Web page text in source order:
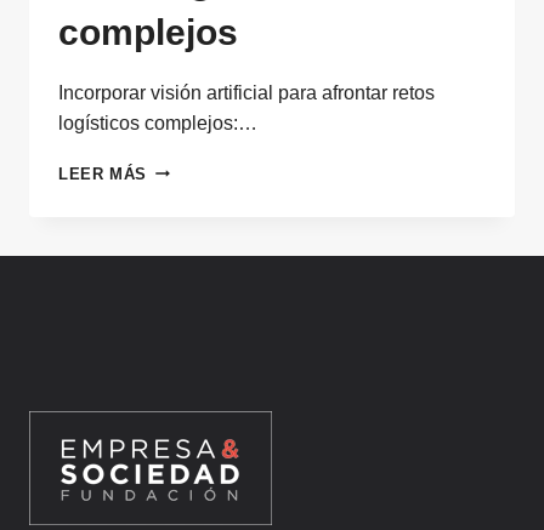
complejos
Incorporar visión artificial para afrontar retos
logísticos complejos:…
LEER MÁS INCORPORAR